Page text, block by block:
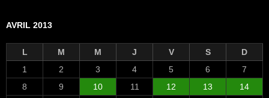
AVRIL 2013
L M M J V S
D
1
2 3 4 5 6
7
8
9 10 11 12 13
14